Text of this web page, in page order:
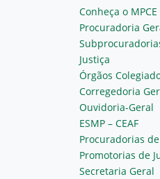
Conheça o MPCE
Procuradoria
Justiça
Órgãos
Corregedoria
Ouvidoria-Geral
ESMP – CEAF
Procuradorias
Promotorias de
Secretaria Geral